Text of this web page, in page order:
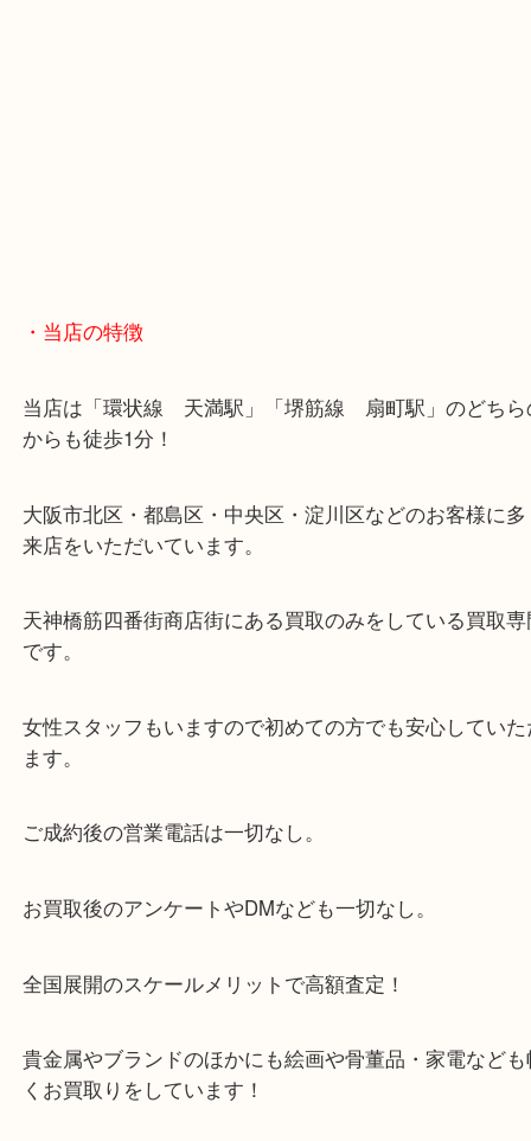
・当店の特徴
当店は「環状線 天満駅」「堺筋線 扇町駅」のど
からも徒歩1分！
大阪市北区・都島区・中央区・淀川区などのお客様
です。
女性スタッフもいますので初めての方でも安心して
ます。